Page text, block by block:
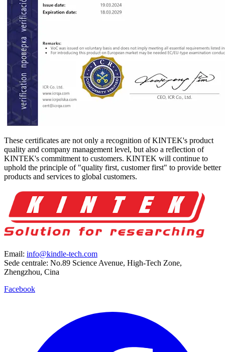
These certificates are not only a recognition of KINTEK's product
quality and company management level, but also a reflection of
KINTEK's commitment to customers. KINTEK will continue to
uphold the principle of "quality first, customer first" to provide better
products and services to global customers.
Email: info@kindle-tech.com
Sede centrale: No.89 Science Avenue, High-Tech Zone,
Zhengzhou, Cina
Facebook